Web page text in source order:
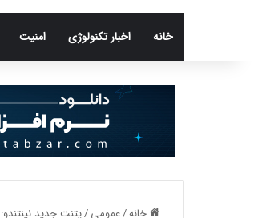
خانه اخبار تکنولوژی امنيت
خانه/عمومی/پتنت جدید نینتندو: